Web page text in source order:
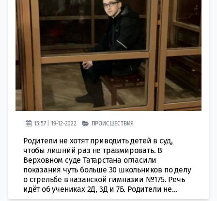
15:57 | 19-12-2022 ПРОИСШЕСТВИЯ
Родители не хотят приводить детей в суд,
чтобы лишний раз не травмировать. В
Верховном суде Татарстана огласили
показания чуть больше 30 школьников по делу
о стрельбе в казанской гимназии №175. Речь
идёт об учениках 2Д, 3Д и 7Б. Родители не...